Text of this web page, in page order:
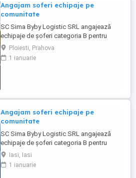
Angajam soferi echipaje pe
comunitate
SC Sima Byby Logistic SRL angajează
echipaje de șoferi categoria B pentru
transport internațional (comunitate)!
Căutăm echipaje formate din 2 șoferi,
posesori ai permisului categoria B, pentru
Ploiesti, Prahova
1 ianuarie
Angajam soferi echipaje pe
comunitate
SC Sima Byby Logistic SRL angajează
echipaje de șoferi categoria B pentru
transport internațional (comunitate)!
Căutăm echipaje formate din 2 șoferi,
posesori ai permisului categoria B, pentru
Iasi, Iasi
1 ianuarie